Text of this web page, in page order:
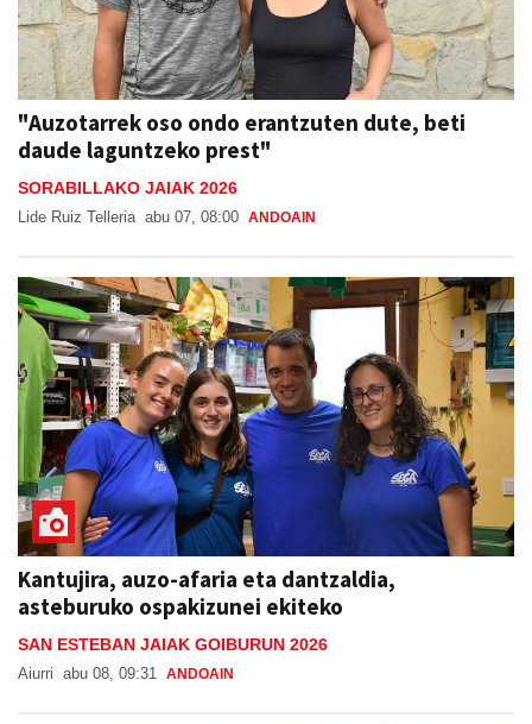
"Auzotarrek oso ondo erantzuten dute, beti
daude laguntzeko prest"
SORABILLAKO JAIAK 2026
Lide Ruiz Telleria abu 07, 08:00 ANDOAIN
Kantujira, auzo-afaria eta dantzaldia,
asteburuko ospakizunei ekiteko
SAN ESTEBAN JAIAK GOIBURUN 2026
Aiurri abu 08, 09:31 ANDOAIN